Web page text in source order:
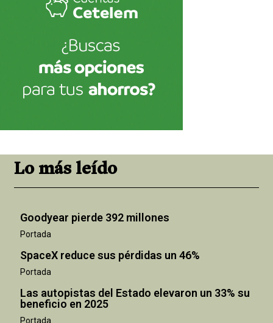
Lo más leído
Goodyear pierde 392 millones
Portada
SpaceX reduce sus pérdidas un 46%
Portada
Las autopistas del Estado elevaron un 33% su
beneficio en 2025
Portada